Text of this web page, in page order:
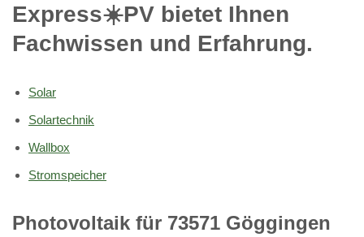
Express☀️PV️ bietet Ihnen
Fachwissen und Erfahrung.
Solar
Solartechnik
Wallbox
Stromspeicher
Photovoltaik für 73571 Göggingen